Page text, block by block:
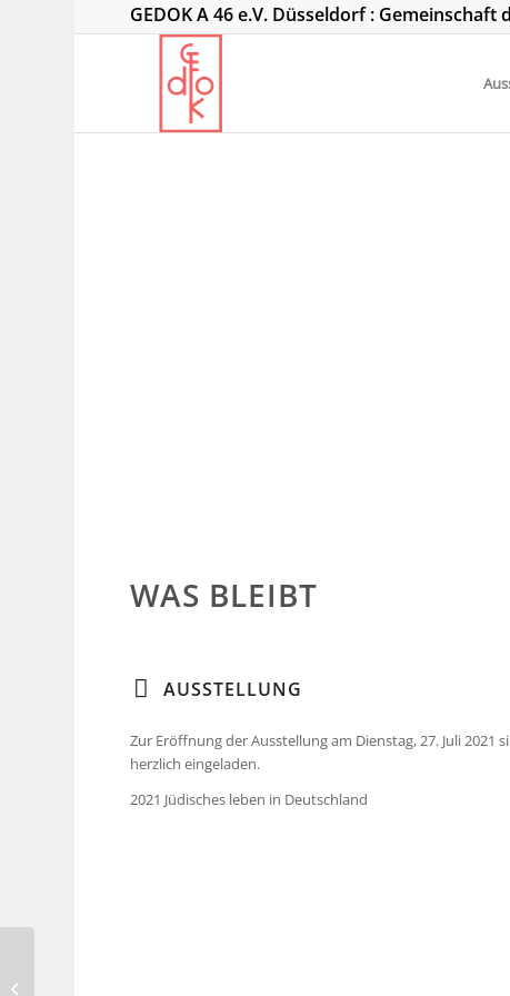
GEDOK A 46 e.V. Düsseldorf :
WAS BLEIBT
AUSSTELLUNG
Zur Eröffnung der Ausstellung am Dienstag, 27. Juli 2021
herzlich eingeladen.
2021 Jüdisches leben in Deutschland